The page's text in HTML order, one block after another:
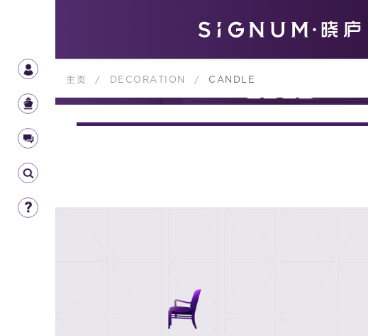
主页 / DECORATION / CANDLE
DECORATION